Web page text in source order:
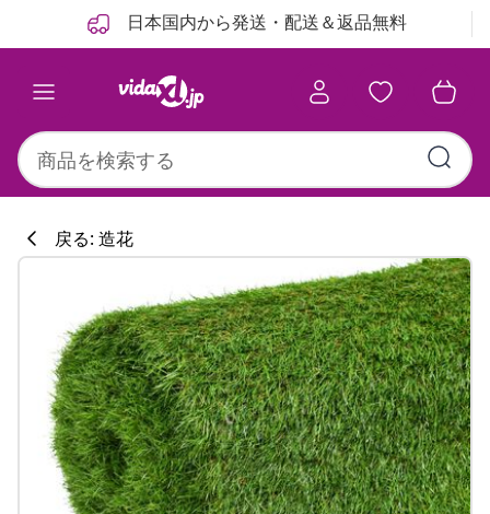
日本国内から発送・配送＆返品無料
戻る: 造花